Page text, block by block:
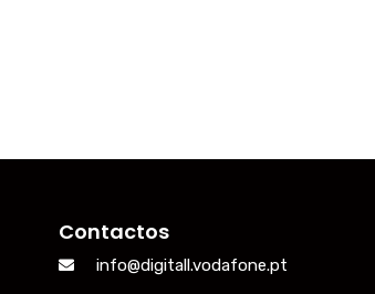
Contactos
info@digitall.vodafone.pt